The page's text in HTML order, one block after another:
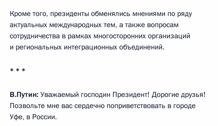
Кроме того, президенты обменялись мнениями по ряду
актуальных международных тем, а также вопросам
сотрудничества в рамках многосторонних организаций
и региональных интеграционных объединений.
* * *
В.Путин: Уважаемый господин Президент! Дорогие друзья!
Позвольте мне вас сердечно поприветствовать в городе
Уфе, в России.